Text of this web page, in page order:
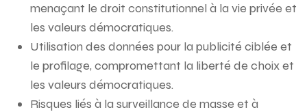
menaçant le droit constitutionnel à la vie privée et
les valeurs démocratiques.
Utilisation des données pour la publicité ciblée et
le profilage, compromettant la liberté de choix et
les valeurs démocratiques.
Risques liés à la surveillance de masse et à